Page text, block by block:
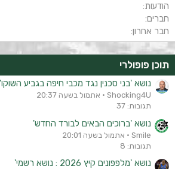
הודעות
חברים
חבר אחרון
תוכן פופולרי
נושא 'בני סכנין נגד מכבי חיפה בגביע השוקו'
Shocking4U
אתמול בשעה 20:37
תגובות: 37
נושא 'ברוכים הבאים לבורד החדש'
Smile
אתמול בשעה 20:01
תגובות: 8
נושא 'מלפפונים קיץ 2026 : נושא רשמי'